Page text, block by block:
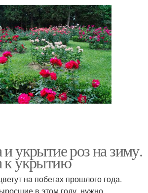
и укрытие роз на зиму.
к укрытию
на побегах прошлого года.
в этом году, нужно